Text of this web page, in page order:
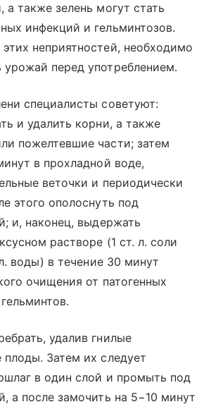
также зелень могут стать
инфекций и гельминтозов.
неприятностей, необходимо
перед употреблением.
специалисты советуют:
и удалить корни, а также
пожелтевшие части; затем
в прохладной воде,
веточки и периодически
этого ополоснуть под
и, наконец, выдержать
растворе (1 ст. л. соли
воды) в течение 30 минут
очищения от патогенных
удалив гнилые
Затем их следует
в один слой и промыть под
а после замочить на 5−10 минут